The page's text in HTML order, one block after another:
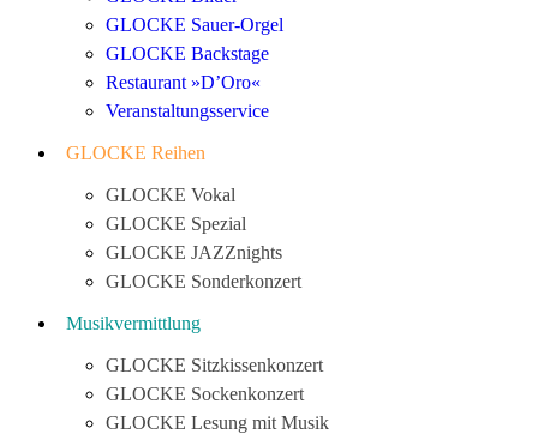
GLOCKE Sauer-Orgel
GLOCKE Backstage
Restaurant »D’Oro«
Veranstaltungsservice
GLOCKE Reihen
GLOCKE Vokal
GLOCKE Spezial
GLOCKE JAZZnights
GLOCKE Sonderkonzert
Musikvermittlung
GLOCKE Sitzkissenkonzert
GLOCKE Sockenkonzert
GLOCKE Lesung mit Musik